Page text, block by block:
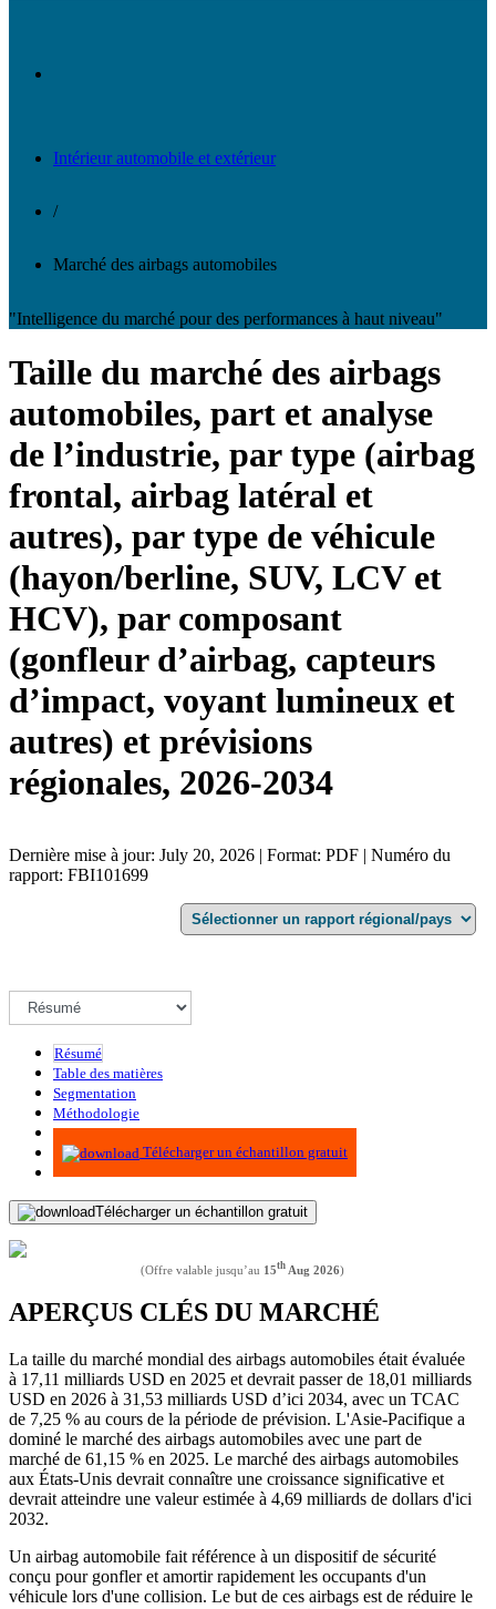
Intérieur automobile et extérieur
/
Marché des airbags automobiles
"Intelligence du marché pour des performances à haut niveau"
Taille du marché des airbags
automobiles, part et analyse
de l’industrie, par type (airbag
frontal, airbag latéral et
autres), par type de véhicule
(hayon/berline, SUV, LCV et
HCV), par composant
(gonfleur d’airbag, capteurs
d’impact, voyant lumineux et
autres) et prévisions
régionales, 2026-2034
Dernière mise à jour: July 20, 2026 | Format: PDF | Numéro du
rapport: FBI101699
Résumé
Table des matières
Segmentation
Méthodologie
Infographie
Télécharger un échantillon gratuit
Télécharger un échantillon gratuit
(Offre valable jusqu’au 15th Aug 2026)
APERÇUS CLÉS DU MARCHÉ
La taille du marché mondial des airbags automobiles était évaluée
à 17,11 milliards USD en 2025 et devrait passer de 18,01 milliards
USD en 2026 à 31,53 milliards USD d’ici 2034, avec un TCAC
de 7,25 % au cours de la période de prévision. L'Asie-Pacifique a
dominé le marché des airbags automobiles avec une part de
marché de 61,15 % en 2025. Le marché des airbags automobiles
aux États-Unis devrait connaître une croissance significative et
devrait atteindre une valeur estimée à 4,69 milliards de dollars d'ici
2032.
Un airbag automobile fait référence à un dispositif de sécurité
conçu pour gonfler et amortir rapidement les occupants d'un
véhicule lors d'une collision. Le but de ces airbags est de réduire le